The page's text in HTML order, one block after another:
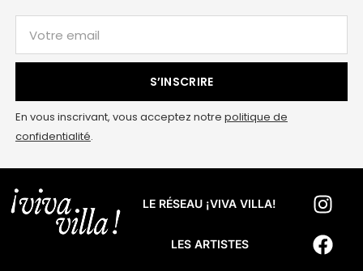
S’INSCRIRE
En vous inscrivant, vous acceptez notre politique de
confidentialité.
LE RÉSEAU ¡VIVA VILLA!
LES ARTISTES